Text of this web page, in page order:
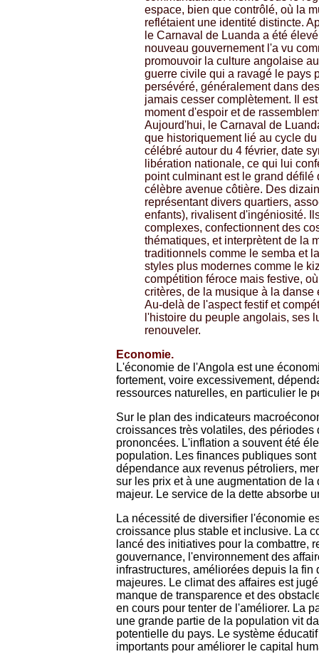
espace, bien que contrôlé, où la
reflétaient une identité distincte.
le Carnaval de Luanda a été
nouveau gouvernement l'a vu
promouvoir la culture angolaise
guerre civile qui a ravagé le pays
persévéré, généralement dans
jamais cesser complètement. Il
moment d'espoir et de
Aujourd'hui, le Carnaval de
que historiquement lié au cycle
célébré autour du 4 février, date
libération nationale, ce qui lui
point culminant est le grand
célèbre avenue côtière. Des
représentant divers quartiers,
enfants), rivalisent d'ingéniosité.
complexes, confectionnent des
thématiques, et interprètent de la
traditionnels comme le semba et
styles plus modernes comme le
compétition féroce mais festive,
critères, de la musique à la
Au-delà de l'aspect festif et
l'histoire du peuple angolais, ses
renouveler.
Economie.
L'économie de l'Angola est une
fortement, voire excessivement,
ressources naturelles, en particulier le
Sur le plan des indicateurs
croissances très volatiles, des
prononcées. L'inflation a souvent été
population. Les finances publiques
dépendance aux revenus pétroliers,
sur les prix et à une augmentation de
majeur. Le service de la dette absorbe
La nécessité de diversifier l'économie
croissance plus stable et inclusive. La
lancé des initiatives pour la combattre,
gouvernance, l'environnement des
infrastructures, améliorées depuis la
majeures. Le climat des affaires est
manque de transparence et des
en cours pour tenter de l'améliorer. La
une grande partie de la population vit
potentielle du pays. Le système
importants pour améliorer le capital